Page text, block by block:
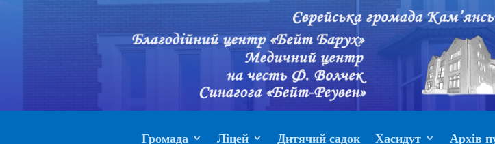
Громада Ліцей Дитячий садок Хасидут Архів